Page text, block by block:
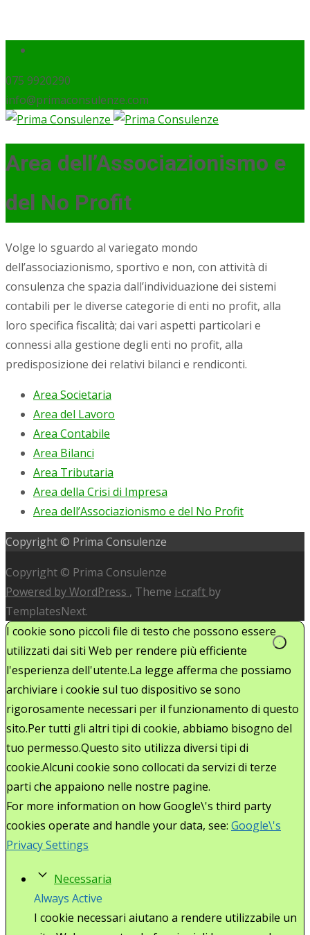
075 9920290
info@primaconsulenze.com
Area dell’Associazionismo e
del No Profit
Volge lo sguardo al variegato mondo
dell’associazionismo, sportivo e non, con attività di
consulenza che spazia dall’individuazione dei sistemi
contabili per le diverse categorie di enti no profit, alla
loro specifica fiscalità; dai vari aspetti particolari e
connessi alla gestione degli enti no profit, alla
predisposizione dei relativi bilanci e rendiconti.
Area Societaria
Area del Lavoro
Area Contabile
Area Bilanci
Area Tributaria
Area della Crisi di Impresa
Area dell’Associazionismo e del No Profit
Copyright © Prima Consulenze
Copyright © Prima Consulenze
Powered by WordPress , Theme i-craft by
TemplatesNext.
I cookie sono piccoli file di testo che possono essere
utilizzati dai siti Web per rendere più efficiente
l'esperienza dell'utente.La legge afferma che possiamo
archiviare i cookie sul tuo dispositivo se sono
rigorosamente necessari per il funzionamento di questo
sito.Per tutti gli altri tipi di cookie, abbiamo bisogno del
tuo permesso.Questo sito utilizza diversi tipi di
cookie.Alcuni cookie sono collocati da servizi di terze
parti che appaiono nelle nostre pagine.
For more information on how Google\'s third party
cookies operate and handle your data, see: Google\'s
Privacy Settings
Necessaria
Always Active
I cookie necessari aiutano a rendere utilizzabile un